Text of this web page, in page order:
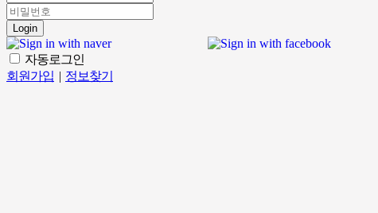
Login
자동로그인
회원가입 | 정보찾기